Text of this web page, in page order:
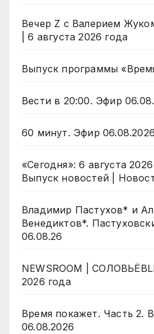
Вечер Z с Валерием
| 6 августа 2026 года
Выпуск программы
Вести в 20:00. Эфир
60 минут. Эфир
«Сегодня»: 6 августа 2026
Выпуск новостей |
Владимир Пастухов* и
Венедиктов*.
06.08.26
NEWSROOM |
2026 года
Время покажет. Часть 2.
06.08.2026